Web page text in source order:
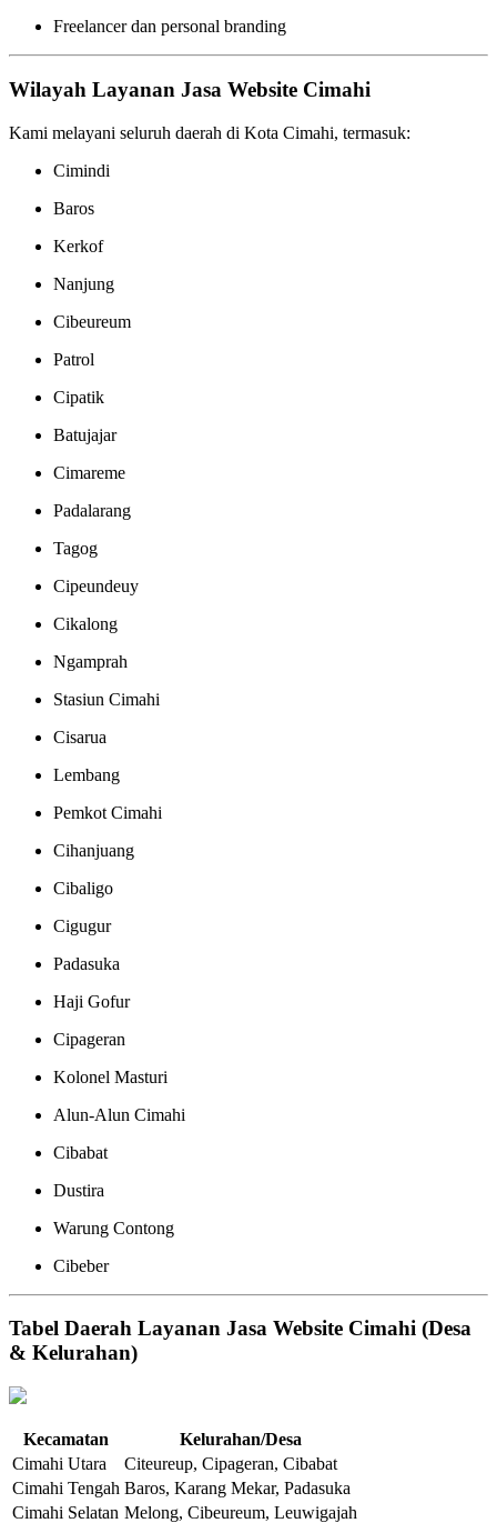
Freelancer dan personal branding
Wilayah Layanan Jasa Website Cimahi
Kami melayani seluruh daerah di Kota Cimahi, termasuk:
Cimindi
Baros
Kerkof
Nanjung
Cibeureum
Patrol
Cipatik
Batujajar
Cimareme
Padalarang
Tagog
Cipeundeuy
Cikalong
Ngamprah
Stasiun Cimahi
Cisarua
Lembang
Pemkot Cimahi
Cihanjuang
Cibaligo
Cigugur
Padasuka
Haji Gofur
Cipageran
Kolonel Masturi
Alun-Alun Cimahi
Cibabat
Dustira
Warung Contong
Cibeber
Tabel Daerah Layanan Jasa Website Cimahi (Desa
& Kelurahan)
Kecamatan
Kelurahan/Desa
Cimahi Utara
Citeureup, Cipageran, Cibabat
Cimahi Tengah Baros, Karang Mekar, Padasuka
Cimahi Selatan Melong, Cibeureum, Leuwigajah